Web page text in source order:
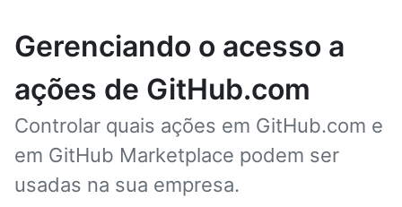
Gerenciando o acesso a
ações de GitHub.com
Controlar quais ações em GitHub.com e
em GitHub Marketplace podem ser
usadas na sua empresa.